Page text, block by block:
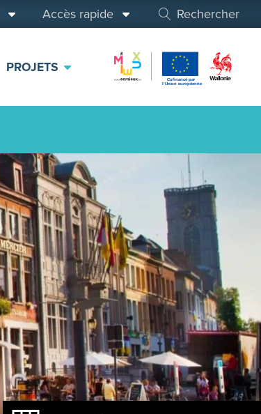
Accès rapide Rechercher
PROJETS